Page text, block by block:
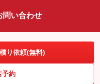
問い合わせ
り依頼(無料)
予約